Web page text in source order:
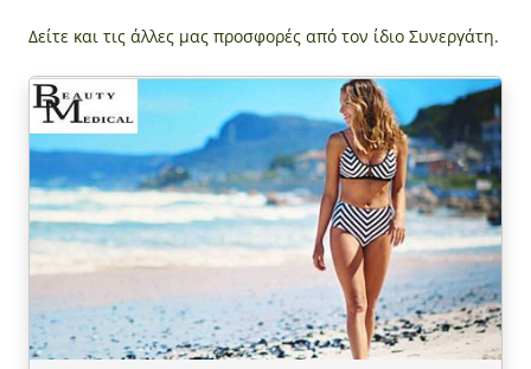
Δείτε και τις άλλες μας προσφορές από τον ίδιο Συνεργάτη.